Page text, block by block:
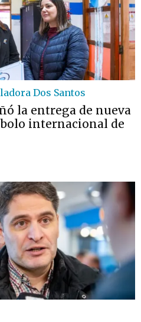
Dos Santos
la entrega de nueva
internacional de